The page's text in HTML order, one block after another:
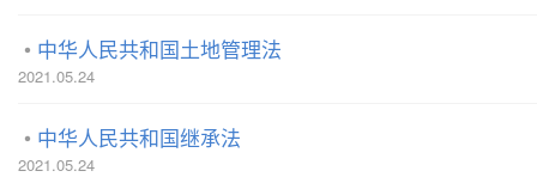
中华人民共和国土地管理法
2021.05.24
中华人民共和国继承法
2021.05.24